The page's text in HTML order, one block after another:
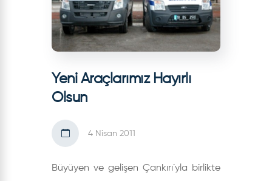
Yeni Araçlarımız Hayırlı
Olsun
4 Nisan 2011
Büyüyen ve gelişen Çankırı´yla birlikte